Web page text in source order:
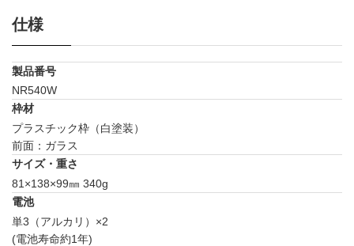
仕様
製品番号
NR540W
枠材
プラスチック枠（白塗装）
前面：ガラス
サイズ・重さ
81×138×99㎜ 340g
電池
単3（アルカリ）×2
(電池寿命約1年)